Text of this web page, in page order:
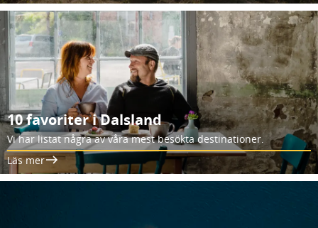
10 favoriter i Dalsland
Vi har listat några av våra mest besökta destinationer.
Läs mer